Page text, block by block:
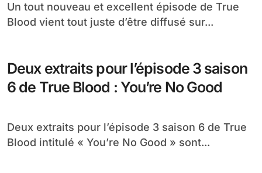
Un tout nouveau et excellent épisode de True
Blood vient tout juste d’être diffusé sur...
Deux extraits pour l’épisode 3 saison
6 de True Blood : You’re No Good
Deux extraits pour l’épisode 3 saison 6 de True
Blood intitulé « You’re No Good » sont...